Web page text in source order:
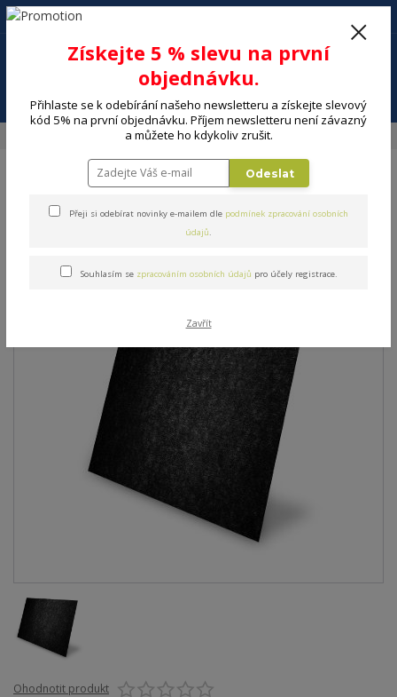
+420 602 494 600
Příslušenství k odsavači par PHILCO Filtr s aktivním uhlíkem CAN2
Příslušenství k odsavači par
PHILCO Filtr s aktivním
Ohodnotit produkt
Získejte 5 % slevu na první
objednávku.
Přihlaste se k odebírání našeho newsletteru a získejte slevový
kód 5% na první objednávku. Příjem newsletteru není závazný
a můžete ho kdykoliv zrušit.
Odeslat
Přeji si odebírat novinky e-mailem dle podmínek zpracování osobních
údajů.
Souhlasím se zpracováním osobních údajů pro účely registrace.
Zavřít